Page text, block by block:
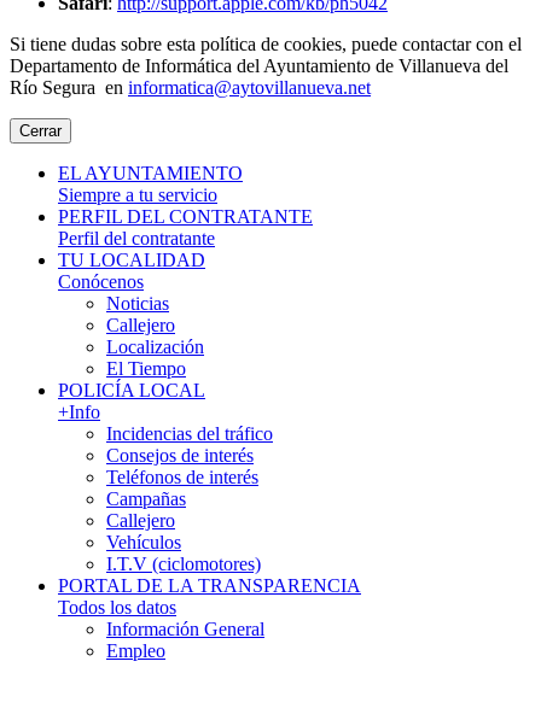
Si tiene dudas sobre esta política de cookies, puede contactar con el
Departamento de Informática del Ayuntamiento de Villanueva del
Río Segura en informatica@aytovillanueva.net
Cerrar
EL AYUNTAMIENTO
Siempre a tu servicio
PERFIL DEL CONTRATANTE
Perfil del contratante
TU LOCALIDAD
Conócenos
Noticias
Callejero
Localización
El Tiempo
POLICÍA LOCAL
+Info
Incidencias del tráfico
Consejos de interés
Teléfonos de interés
Campañas
Callejero
Vehículos
I.T.V (ciclomotores)
PORTAL DE LA TRANSPARENCIA
Todos los datos
Información General
Empleo